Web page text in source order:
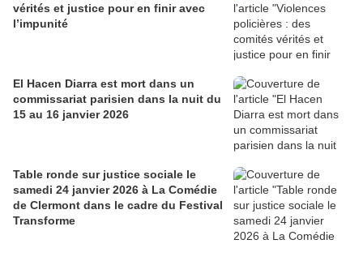
vérités et justice pour en finir avec
l’impunité
El Hacen Diarra est mort dans un
commissariat parisien dans la nuit du
15 au 16 janvier 2026
Table ronde sur justice sociale le
samedi 24 janvier 2026 à La Comédie
de Clermont dans le cadre du Festival
Transforme